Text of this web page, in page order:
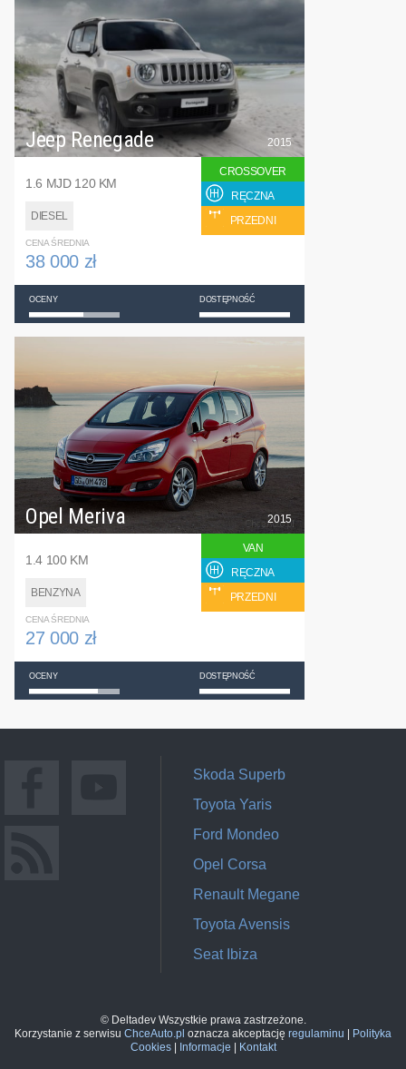
Jeep Renegade
1.6 MJD 120 KM
DIESEL
2015
CROSSOVER
RĘCZNA
PRZEDNI
CENA ŚREDNIA
38 000 zł
OCENY DOSTĘPNOŚĆ
Opel Meriva
1.4 100 KM
BENZYNA
2015
VAN
RĘCZNA
PRZEDNI
CENA ŚREDNIA
27 000 zł
OCENY DOSTĘPNOŚĆ
Skoda Superb
Toyota Yaris
Ford Mondeo
Opel Corsa
Renault Megane
Toyota Avensis
Seat Ibiza
© Deltadev Wszystkie prawa zastrzeżone.
Korzystanie z serwisu ChceAuto.pl oznacza akceptację regulaminu
Polityka
Cookies| Informacje Kontakt